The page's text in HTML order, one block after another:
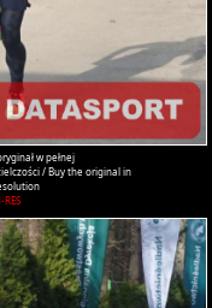
w pełnej
/ Buy the original in